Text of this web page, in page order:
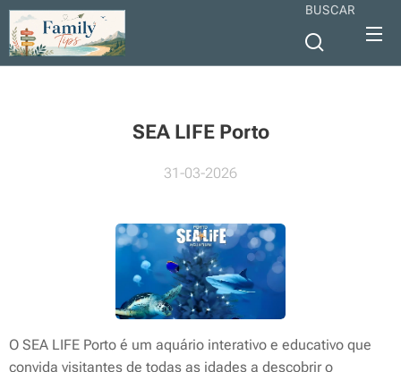
BUSCAR
SEA LIFE Porto
31-03-2026
O SEA LIFE Porto é um aquário interativo e educativo que
convida visitantes de todas as idades a descobrir o